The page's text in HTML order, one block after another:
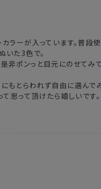
ラーが入っています。普段
いた3色で。
非ポンっと目元にのせてみ
もとらわれず自由に選んで
て思って頂けたら嬉しいです。